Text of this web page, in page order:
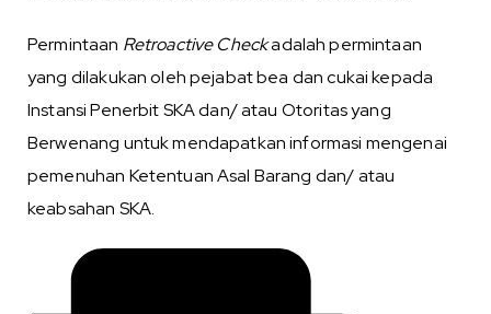
Permintaan Retroactive Checkadalah permintaan
yang dilakukan oleh pejabat bea dan cukai kepada
Instansi Penerbit SKA dan/ atau Otoritas yang
Berwenang untuk mendapatkan informasi mengenai
pemenuhan Ketentuan Asal Barang dan/ atau
keabsahan SKA.